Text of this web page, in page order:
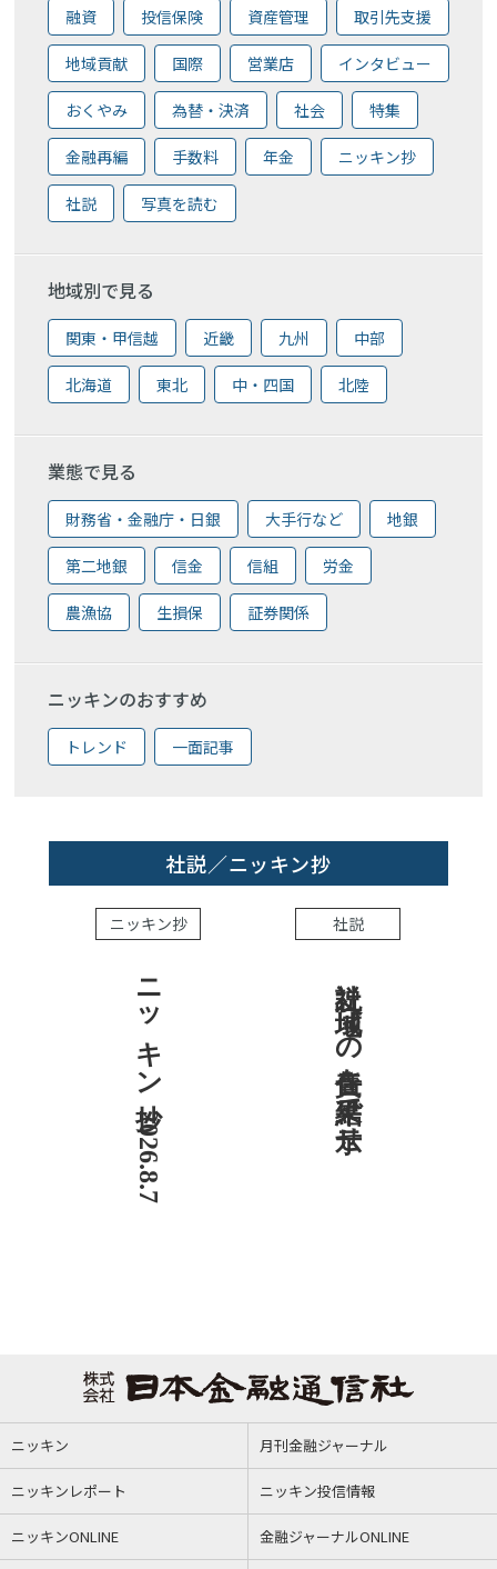
融資 投信保険 資産管理 取引先支援
地域貢献 国際 営業店 インタビュー
おくやみ 為替・決済 社会 特集
金融再編 手数料 年金 ニッキン抄
社説 写真を読む
地域別で見る
関東・甲信越 近畿 九州 中部
北海道 東北 中・四国 北陸
業態で見る
財務省・金融庁・日銀 大手行など 地銀
第二地銀 信金 信組 労金
農漁協 生損保 証券関係
ニッキンのおすすめ
トレンド 一面記事
社説／ニッキン抄
ニッキン抄
ニッキン抄 2026.8.7
社説
社説 地域への責任を結果で示せ
ニッキン 月刊金融ジャーナル
ニッキンレポート ニッキン投信情報
ニッキンONLINE 金融ジャーナルONLINE